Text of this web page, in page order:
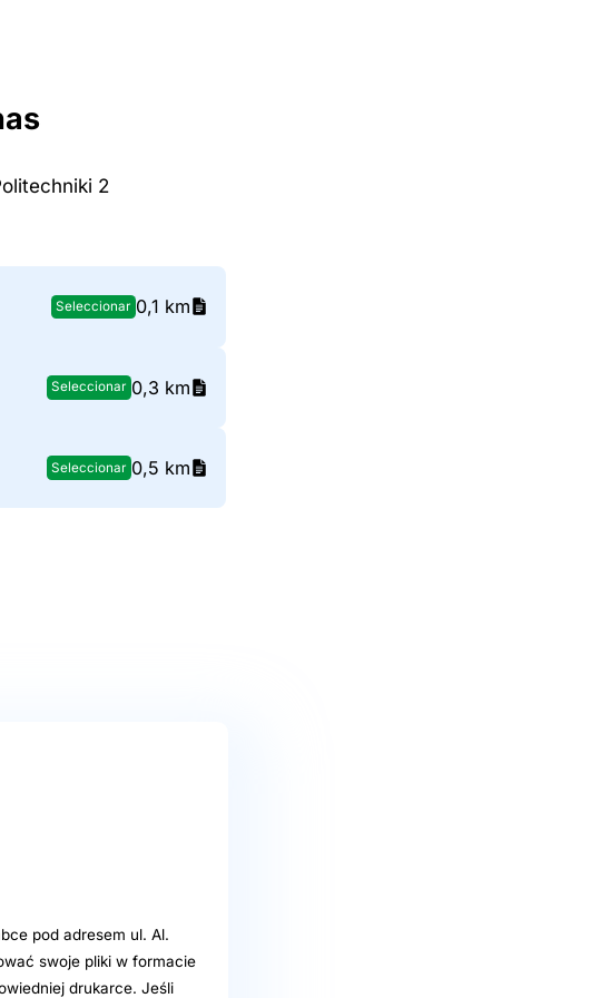
2
Seleccionar 0,1 km
Seleccionar 0,3 km
Seleccionar 0,5 km
pod adresem ul. Al.
swoje pliki w formacie
drukarce. Jeśli